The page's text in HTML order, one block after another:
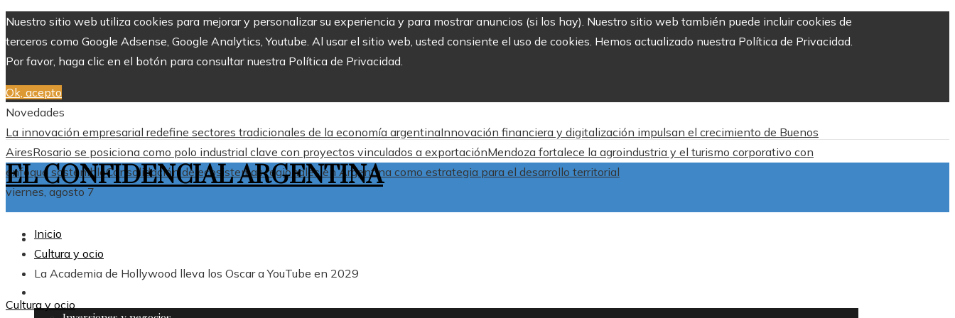
Nuestro sitio web utiliza cookies para mejorar y personalizar su experiencia y para mostrar anuncios (si los hay). Nuestro sitio web también puede incluir cookies de
terceros como Google Adsense, Google Analytics, Youtube. Al usar el sitio web, usted consiente el uso de cookies. Hemos actualizado nuestra Política de Privacidad.
Por favor, haga clic en el botón para consultar nuestra Política de Privacidad.
Ok, acepto
Novedades
La innovación empresarial redefine sectores tradicionales de la economía argentinaInnovación financiera y digitalización impulsan el crecimiento de Buenos
AiresRosario se posiciona como polo industrial clave con proyectos vinculados a exportaciónMendoza fortalece la agroindustria y el turismo corporativo con
enfoque sostenibleConsolidación de ecosistemas regionales en Argentina como estrategia para el desarrollo territorial
viernes, agosto 7
EL CONFIDENCIAL ARGENTINA
ARGENTINA
Inicio
Cultura y ocio
La Academia de Hollywood lleva los Oscar a YouTube en 2029
Cultura y ocio